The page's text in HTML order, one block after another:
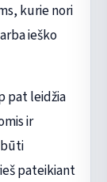
kurie nori
ieško
pat leidžia
ir
pateikiant